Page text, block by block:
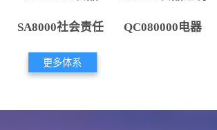
SA8000社会责任 QC080000电器
更多体系